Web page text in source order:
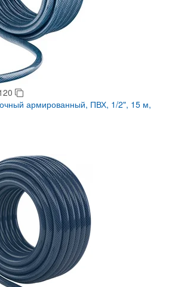
армированный, ПВХ, 1/2", 15 м,